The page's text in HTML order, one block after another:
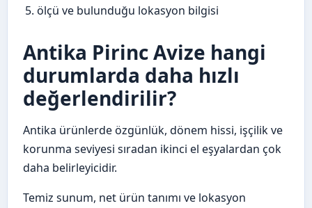
ölçü ve bulunduğu lokasyon bilgisi
Antika Pirinc Avize hangi
durumlarda daha hızlı
değerlendirilir?
Antika ürünlerde özgünlük, dönem hissi, işçilik ve
korunma seviyesi sıradan ikinci el eşyalardan çok
daha belirleyicidir.
Temiz sunum, net ürün tanımı ve lokasyon